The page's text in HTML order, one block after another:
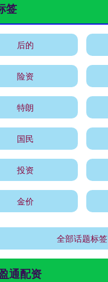
签
后的
险资
特朗
国民
投资
金价
全部话题标签
通配资